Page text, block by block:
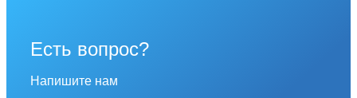
Есть вопрос?
Напишите нам